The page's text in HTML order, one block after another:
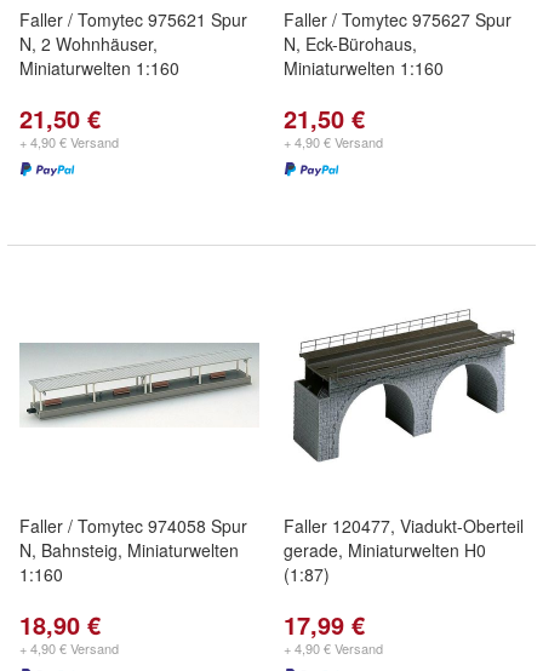
Faller / Tomytec 975621 Spur
N, 2 Wohnhäuser,
Miniaturwelten 1:160
21,50 €
+ 4,90 € Versand
Faller / Tomytec 975627 Spur
N, Eck-Bürohaus,
Miniaturwelten 1:160
21,50 €
+ 4,90 € Versand
Faller / Tomytec 974058 Spur
N, Bahnsteig, Miniaturwelten
1:160
18,90 €
+ 4,90 € Versand
Faller 120477, Viadukt-Oberteil
gerade, Miniaturwelten H0
(1:87)
17,99 €
+ 4,90 € Versand